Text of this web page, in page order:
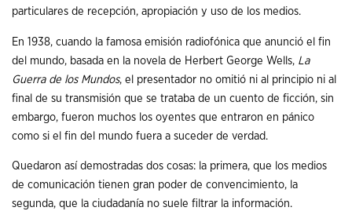
particulares de recepción, apropiación y uso de los medios.
En 1938, cuando la famosa emisión radiofónica que anunció el fin
del mundo, basada en la novela de Herbert George Wells, La
Guerra de los Mundos, el presentador no omitió ni al principio ni al
final de su transmisión que se trataba de un cuento de ficción, sin
embargo, fueron muchos los oyentes que entraron en pánico
como si el fin del mundo fuera a suceder de verdad.
Quedaron así demostradas dos cosas: la primera, que los medios
de comunicación tienen gran poder de convencimiento, la
segunda, que la ciudadanía no suele filtrar la información.